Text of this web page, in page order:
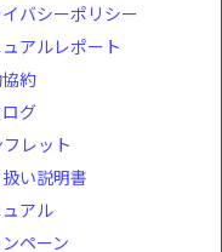
バシーポリシー
アルレポート
約
グ
レット
い説明書
アル
ペーン